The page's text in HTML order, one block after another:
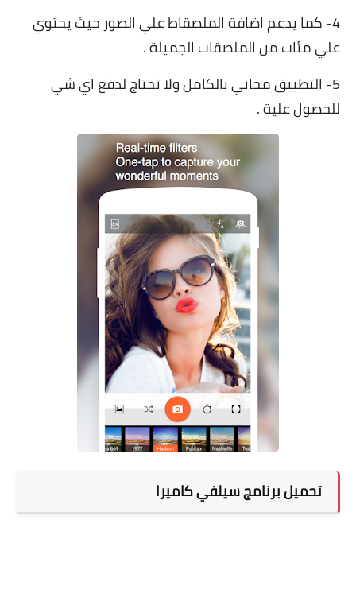
4- كما يدعم اضافة الملصقاط علي الصور حيث يحتوي
علي مئات من الملصقات الجميلة .
5- التطبيق مجاني بالكامل ولا تحتاج لدفع اي شي
للحصول علية .
تحميل برنامج سيلفي كاميرا